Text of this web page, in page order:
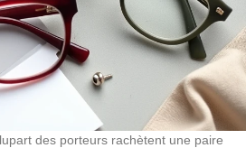
des porteurs rachètent une paire